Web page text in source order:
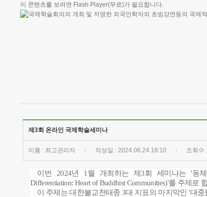
이 콘텐츠를 보려면 Flash Player(무료)가 필요합니다.
제3회 온라인 국제학술세미나
이름 : 최고관리자 | 작성일 : 2024.06.24 18:10 | 조회수
이번 2024년 1 월 개최하는 제3회 세미나는'동
Differentiation: Heart of Buddhist Communities)'를 주제로
이 주제는 대한불교천태종3대 지표의 마지막인'대중